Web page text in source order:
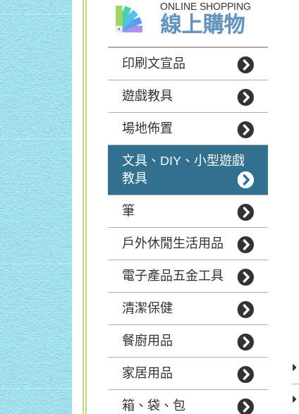
ONLINE SHOPPING
線上購物
印刷文宣品
遊戲教具
場地佈置
文具、DIY、小型遊戲
教具
筆
戶外休閒生活用品
電子產品五金工具
清潔保健
餐廚用品
家居用品
箱、袋、包